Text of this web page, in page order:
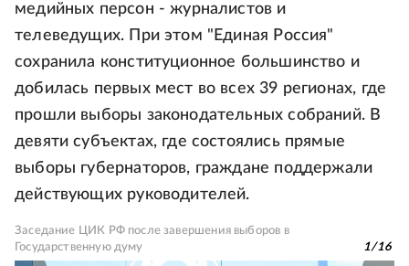
медийных персон - журналистов и
телеведущих. При этом "Единая Россия"
сохранила конституционное большинство и
добилась первых мест во всех 39 регионах, где
прошли выборы законодательных собраний. В
девяти субъектах, где состоялись прямые
выборы губернаторов, граждане поддержали
действующих руководителей.
Заседание ЦИК РФ после завершения выборов в
Государственную думу
1/16